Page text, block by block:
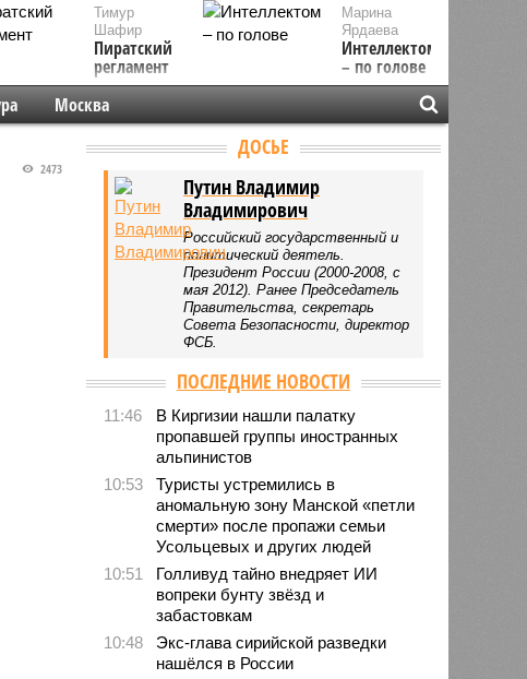
Марина
Ярдаева
Интеллектом
– по голове
Тимур
Шафир
Пиратский
регламент
Москва
2473
ДОСЬЕ
Путин Владимир
Владимирович
Российский государственный и
политический деятель.
Президент России (2000-2008, с
мая 2012). Ранее Председатель
Правительства, секретарь
Совета Безопасности, директор
ФСБ.
ПОСЛЕДНИЕ НОВОСТИ
11:46
В Киргизии нашли палатку
пропавшей группы иностранных
альпинистов
10:53
Туристы устремились в
аномальную зону Манской «петли
смерти» после пропажи семьи
Усольцевых и других людей
10:51
Голливуд тайно внедряет ИИ
вопреки бунту звёзд и
забастовкам
10:48
Экс-глава сирийской разведки
нашёлся в России